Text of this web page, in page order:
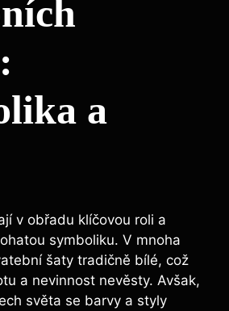
a
v obřadu klíčovou roli a
symboliku. V mnoha
šaty tradičně bílé, což
a nevinnost nevěsty. Avšak,
světa se barvy a styly